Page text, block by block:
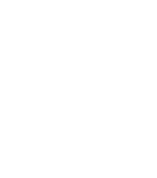
Cinco